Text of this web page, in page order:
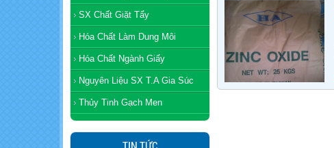
SX Chất Giặt Tẩy
Hóa Chất Làm Dung Môi
Hóa Chất Ngành Giấy
Nguyên Liệu SX T.A Gia Súc
Thủy Tinh Gạch Men